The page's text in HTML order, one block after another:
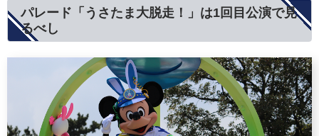
パレード「うさたま大脱走！」は1回目公演で見
るべし